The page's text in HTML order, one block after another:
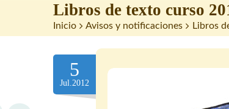
Libros de texto curso
Inicio > Avisos y notificaciones > Libros
5
Jul.2012